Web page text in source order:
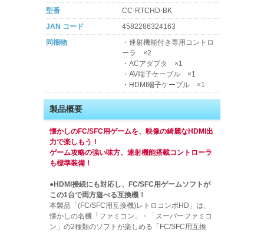
型番
CC-RTCHD-BK
JAN コード
4582286324163
同梱物
・連射機能付き専用コントロ
ーラ ×2
・ACアダプタ ×1
・AV端子ケーブル ×1
・HDMI端子ケーブル ×1
製品概要
懐かしのFC/SFC用ゲームを、映像の綺麗なHDMI出
力で楽しもう！
ゲーム攻略の強い味方、連射機能搭載コントローラ
も標準装備！
●HDMI接続にも対応し、FC/SFC用ゲームソフトが
この1台で両方遊べる互換機！
本製品「(FC/SFC用互換機)レトロコンボHD」は、
懐かしの名機「ファミコン」・「スーパーファミコ
ン」の2種類のソフトが楽しめる「FC/SFC用互換